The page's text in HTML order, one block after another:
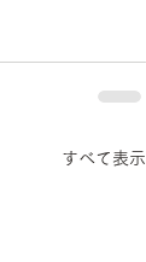
すべて表示